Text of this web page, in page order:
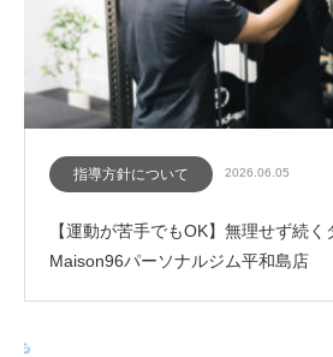
指導方針について 2026.06.05
【運動が苦手でもOK】無理せず続く
Maison96パーソナルジム平和島店